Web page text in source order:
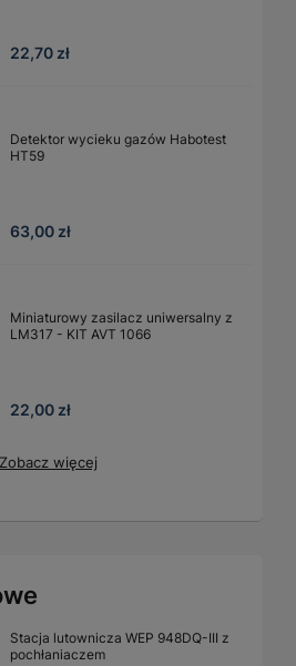
22,70 zł
Detektor wycieku gazów Habotest
HT59
63,00 zł
Miniaturowy zasilacz uniwersalny z
LM317 - KIT AVT 1066
22,00 zł
Zobacz więcej
Stacja lutownicza WEP 948DQ-III z
pochłaniaczem